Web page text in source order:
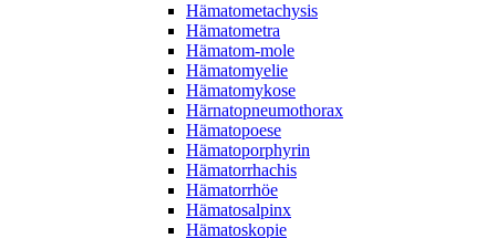
Hämatometachysis
Hämatometra
Hämatom-mole
Hämatomyelie
Hämatomykose
Härnatopneumothorax
Hämatopoese
Hämatoporphyrin
Hämatorrhachis
Hämatorrhöe
Hämatosalpinx
Hämatoskopie